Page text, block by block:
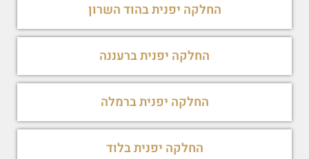
החלקה יפנית בהוד השרון
החלקה יפנית ברעננה
החלקה יפנית ברמלה
החלקה יפנית בלוד